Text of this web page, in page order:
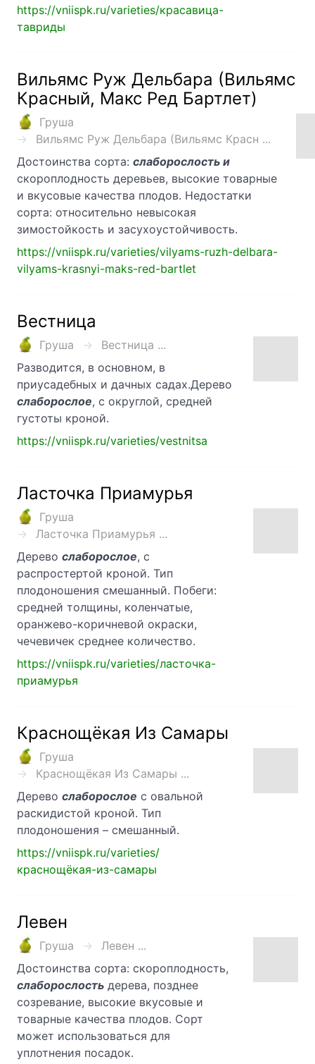
https://vniispk.ru/varieties/красавица-
тавриды
Вильямс Руж Дельбара (Вильямс
Красный, Макс Ред Бартлет)
Груша
Вильямс Руж Дельбара (Вильямс Красн ...
Достоинства сорта: слаборослость и
скороплодность деревьев, высокие товарные
и вкусовые качества плодов. Недостатки
сорта: относительно невысокая
зимостойкость и засухоустойчивость.
https://vniispk.ru/varieties/vilyams-ruzh-delbara-
vilyams-krasnyi-maks-red-bartlet
Вестница
Груша
Вестница ...
Разводится, в основном, в
приусадебных и дачных садах.Дерево
слаборослое, с округлой, средней
густоты кроной.
https://vniispk.ru/varieties/vestnitsa
Ласточка Приамурья
Груша
Ласточка Приамурья ...
Дерево слаборослое, с
распростертой кроной. Тип
плодоношения смешанный. Побеги:
средней толщины, коленчатые,
оранжево-коричневой окраски,
чечевичек среднее количество.
https://vniispk.ru/varieties/ласточка-
приамурья
Краснощёкая Из Самары
Груша
Краснощёкая Из Самары ...
Дерево слаборослое с овальной
раскидистой кроной. Тип
плодоношения – смешанный.
https://vniispk.ru/varieties/
краснощёкая-из-самары
Левен
Груша
Левен ...
Достоинства сорта: скороплодность,
слаборослость дерева, позднее
созревание, высокие вкусовые и
товарные качества плодов. Сорт
может использоваться для
уплотнения посадок.